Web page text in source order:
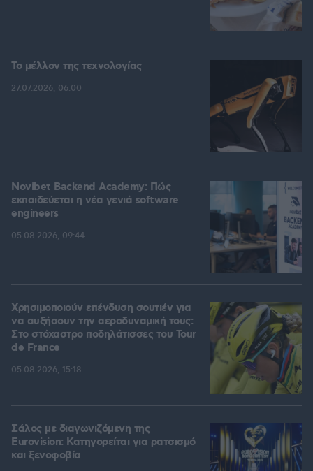
Το μέλλον της τεχνολογίας
27.07.2026, 06:00
Novibet Backend Academy: Πώς
εκπαιδεύεται η νέα γενιά software
engineers
05.08.2026, 09:44
Χρησιμοποιούν επένδυση σουτιέν για
να αυξήσουν την αεροδυναμική τους:
Στο στόχαστρο ποδηλάτισσες του Tour
de France
05.08.2026, 15:18
Σάλος με διαγωνιζόμενη της
Eurovision: Κατηγορείται για ρατσισμό
και ξενοφοβία